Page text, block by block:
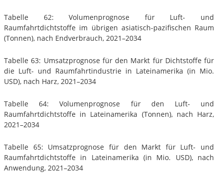
Tabelle 62: Volumenprognose für Luft- und
Raumfahrtdichtstoffe im übrigen asiatisch-pazifischen Raum
(Tonnen), nach Endverbrauch, 2021–2034
Tabelle 63: Umsatzprognose für den Markt für Dichtstoffe für
die Luft- und Raumfahrtindustrie in Lateinamerika (in Mio.
USD), nach Harz, 2021–2034
Tabelle 64: Volumenprognose für den Luft- und
Raumfahrtdichtstoffe in Lateinamerika (Tonnen), nach Harz,
2021–2034
Tabelle 65: Umsatzprognose für den Markt für Luft- und
Raumfahrtdichtstoffe in Lateinamerika (in Mio. USD), nach
Anwendung, 2021–2034